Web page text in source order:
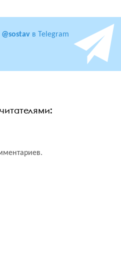
@sostav в Telegram